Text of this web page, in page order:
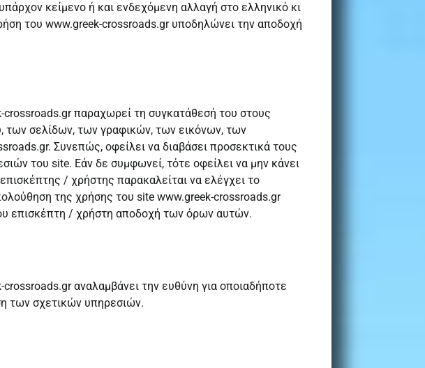
κείμενο ή και ενδεχόμενη αλλαγή στο ελληνικό κι
του www.greek-crossroads.gr υποδηλώνει την αποδοχή
παραχωρεί τη συγκατάθεσή του στους
των σελίδων, των γραφικών, των εικόνων, των
Συνεπώς, οφείλει να διαβάσει προσεκτικά τους
του site. Εάν δε συμφωνεί, τότε οφείλει να μην κάνει
/ χρήστης παρακαλείται να ελέγχει το
της χρήσης του site www.greek-crossroads.gr
επισκέπτη / χρήστη αποδοχή των όρων αυτών.
αναλαμβάνει την ευθύνη για οποιαδήποτε
των σχετικών υπηρεσιών.